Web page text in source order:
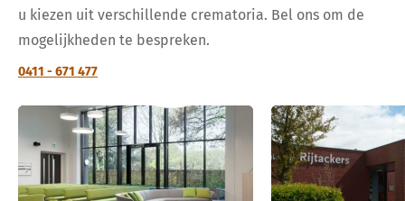
u kiezen uit verschillende crematoria. Bel ons om de
mogelijkheden te bespreken.
0411 - 671 477